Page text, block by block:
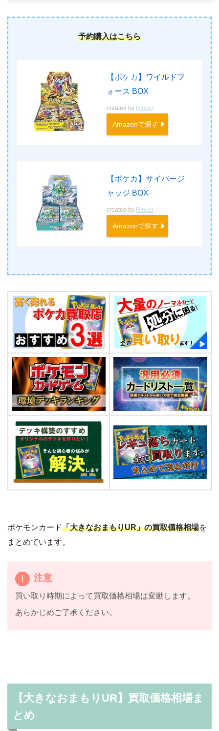
予約購入はこちら
【ポケカ】ワイルドフ
ォース BOX
created by Rinker
Amazonで探す
【ポケカ】サイバージ
ャッジ BOX
created by Rinker
Amazonで探す
ポケモンカード「大きなおまもりUR」の買取価格相場を
まとめています。
注意
買い取り時期によって買取価格相場は変動します。
あらかじめご了承ください。
【大きなおまもりUR】買取価格相場ま
とめ